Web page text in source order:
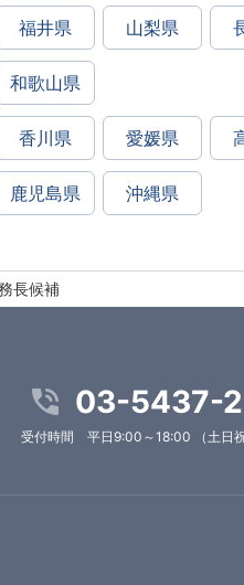
福井県 山梨県
和歌山県
香川県 愛媛県
鹿児島県 沖縄県
長候補
03-5437-
受付時間 平日9:00～18:00 （土日祝